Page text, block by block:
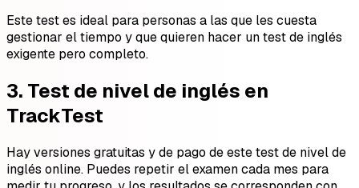
Este test es ideal para personas a las que les cuesta
gestionar el tiempo y que quieren hacer un test de inglés
exigente pero completo.
3. Test de nivel de inglés en
TrackTest
Hay versiones gratuitas y de pago de este test de nivel de
inglés online. Puedes repetir el examen cada mes para